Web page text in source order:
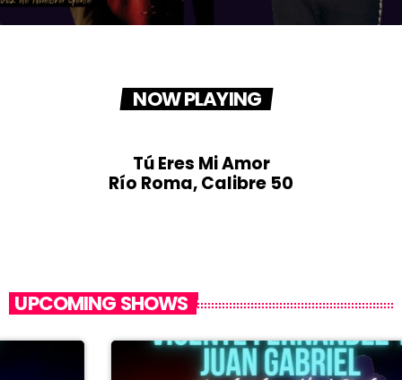
NOW PLAYING
Tú Eres Mi Amor
Río Roma, Calibre 50
UPCOMING SHOWS